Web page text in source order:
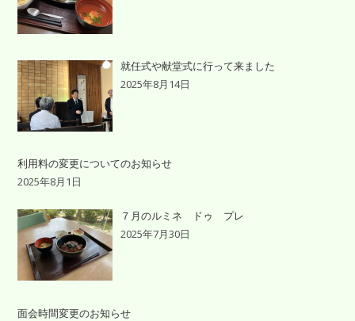
就任式や献堂式に行って来ました
2025年8月14日
利用料の変更についてのお知らせ
2025年8月1日
７月のルミネ ドゥ プレ
2025年7月30日
面会時間変更のお知らせ